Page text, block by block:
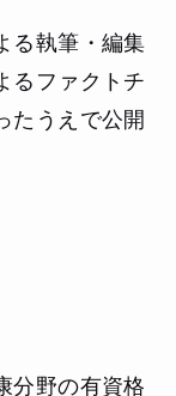
る執筆・編集
るファクトチ
たうえで公開
分野の有資格